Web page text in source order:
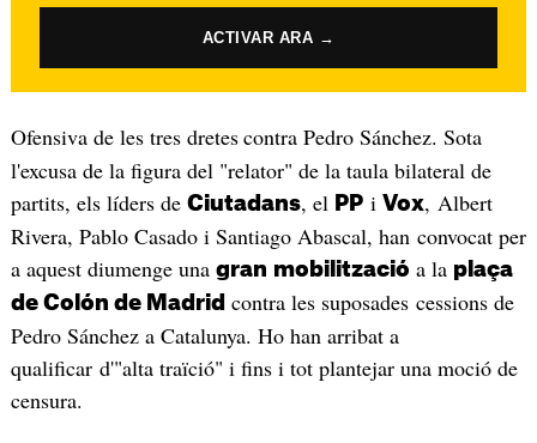
ACTIVAR ARA →
Ofensiva de les tres dretescontra Pedro Sánchez. Sota
l'excusa de la figura del "relator" de la taula bilateral de
partits, els líders de Ciutadans, el PPi Vox, Albert
Rivera, Pablo Casado i Santiago Abascal, han convocat per
a aquest diumenge una gran mobilització a la plaça
de Colón de Madrid contra les suposades cessions de
Pedro Sánchez a Catalunya. Ho han arribat a
qualificar d'"alta traïció" i fins i tot plantejar una moció de
censura.